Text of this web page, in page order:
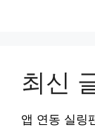
최신
앱 연동 실링